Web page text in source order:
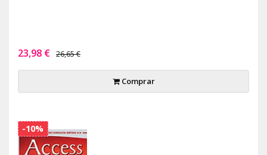
23,98 € 26,65 €
Comprar
-10%